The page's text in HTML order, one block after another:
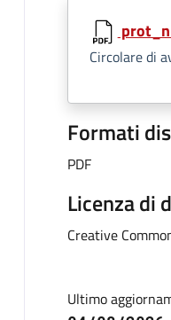
Circolare di
Formati
PDF
Licenza di
Creative
Ultimo